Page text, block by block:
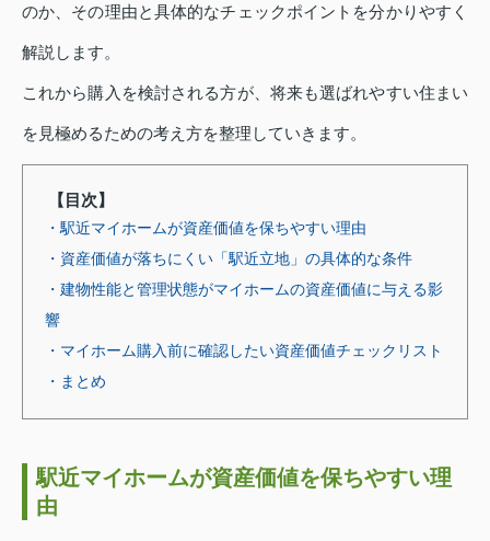
のか、その理由と具体的なチェックポイントを分かりやすく
解説します。
これから購入を検討される方が、将来も選ばれやすい住まい
を見極めるための考え方を整理していきます。
【目次】
・駅近マイホームが資産価値を保ちやすい理由
・資産価値が落ちにくい「駅近立地」の具体的な条件
・建物性能と管理状態がマイホームの資産価値に与える影
響
・マイホーム購入前に確認したい資産価値チェックリスト
・まとめ
駅近マイホームが資産価値を保ちやすい理
由